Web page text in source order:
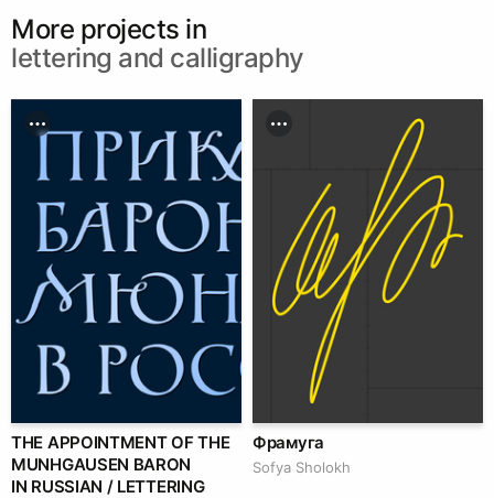
More projects in
lettering and calligraphy
THE APPOINTMENT OF THE
MUNHGAUSEN BARON
IN RUSSIAN / LETTERING
Фрамуга
Sofya Sholokh